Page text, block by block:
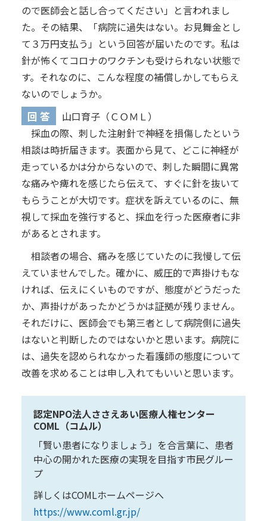
ので医師会と話し合ってください」と言われまし
た。その結果、「病院に過失はない。お見舞金とし
て３万円支払う」という回答が届いたのです。私は
針が怖くてコロナのワクチンも受けられない状態で
す。それなのに、こんな程度の補償しかしてもらえ
ないのでしょうか。
回 答
山口育子（ＣＯＭＬ）
採血の際、刺した注射針で神経を損傷したという
相談は時折届きます。表面から見て、どこに神経が
走っているかは分からないので、刺した瞬間に異常
な痛みや痺れを感じたら伝えて、すぐに針を抜いて
もらうことが大切です。症状を訴えているのに、無
視して採血を強行すると、採血を行った医療者に非
があるとされます。
相談者の場合、痛みを感じていたのに我慢して伝
えていませんでした。確かに、威圧的で声掛けもな
ければ、伝えにくいものですが、態度がどうだった
か、声掛けがあったかどうかは証拠が残りません。
それだけに、医師会でも第三者として病院側に過失
はないと判断したのではないかと思います。病院に
は、過失を認められなかった看護師の態度について
改善を求めることは申し入れてもいいと思います。
認定NPO法人ささえあい医療人権センター
COML（コムル）
「賢い患者になりましょう」を合言葉に、患者
中心の開かれた医療の実現を目指す市民グルー
プ
詳しくはCOMLホームページへ
https://www.coml.gr.jp/